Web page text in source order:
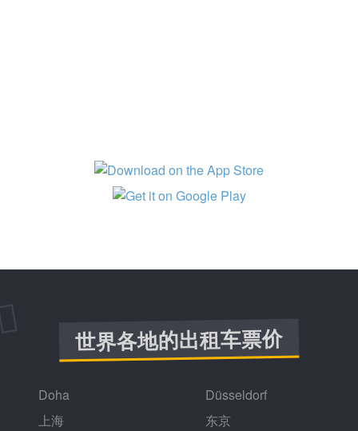
世界各地的出租车票价
Doha
Düsseldorf
上海
东京